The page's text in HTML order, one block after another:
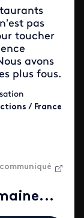
pas
toucher
avons
plus fous.
/ France